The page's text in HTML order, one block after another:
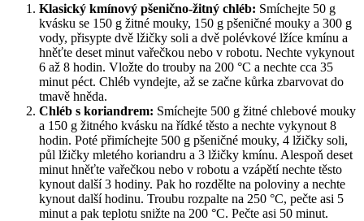
Klasický kmínový pšenično-žitný chléb: Smíchejte 50 g
kvásku se 150 g žitné mouky, 150 g pšeničné mouky a 300 g
vody, přisypte dvě lžičky soli a dvě polévkové lžíce kmínu a
hněťte deset minut vařečkou nebo v robotu. Nechte vykynout
6 až 8 hodin. Vložte do trouby na 200 °C a nechte cca 35
minut péct. Chléb vyndejte, až se začne kůrka zbarvovat do
tmavě hněda.
Chléb s koriandrem: Smíchejte 500 g žitné chlebové mouky
a 150 g žitného kvásku na řídké těsto a nechte vykynout 8
hodin. Poté přimíchejte 500 g pšeničné mouky, 4 lžičky soli,
půl lžičky mletého koriandru a 3 lžičky kmínu. Alespoň deset
minut hněťte vařečkou nebo v robotu a vzápětí nechte těsto
kynout další 3 hodiny. Pak ho rozdělte na poloviny a nechte
kynout další hodinu. Troubu rozpalte na 250 °C, pečte asi 5
minut a pak teplotu snižte na 200 °C. Pečte asi 50 minut.